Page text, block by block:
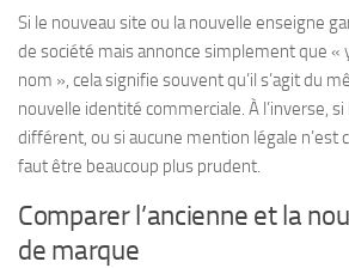
Si le nouveau site ou la nouvelle enseigne
de société mais annonce simplement que «
nom », cela signifie souvent qu’il s’agit du
nouvelle identité commerciale. À l’inverse,
différent, ou si aucune mention légale n’est
faut être beaucoup plus prudent.
Comparer l’ancienne et la
de marque